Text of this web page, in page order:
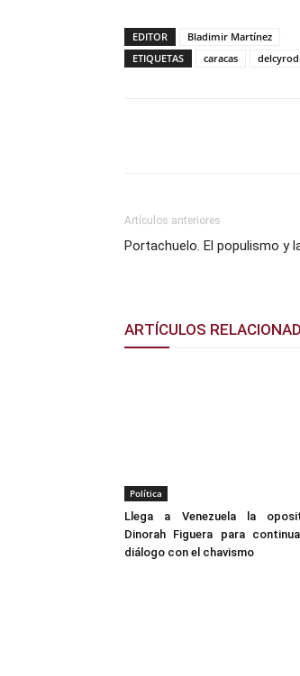
EDITOR
Bladimir Martínez
ETIQUETAS
caracas
Artículos anteriores
Portachuelo. El populismo y
ARTÍCULOS
Política
Llega a Venezuela la
Dinorah Figuera para
diálogo con el chavismo